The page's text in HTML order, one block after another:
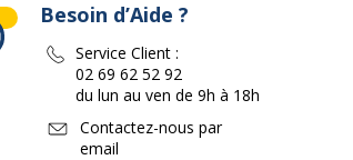
Besoin d’Aide ?
Service Client :
02 69 62 52 92
du lun au ven de 9h à 18h
Contactez-nous par
email